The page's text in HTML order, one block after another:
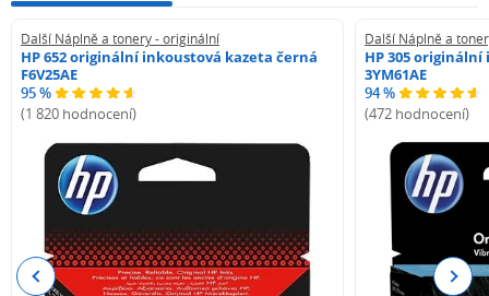
Další Náplně a tonery - originální
HP 652 originální inkoustová kazeta černá
F6V25AE
95 %
(1 820 hodnocení)
Další Náplně a
HP 305
3YM61AE
94 %
(472 hodnocení)
Previous Next